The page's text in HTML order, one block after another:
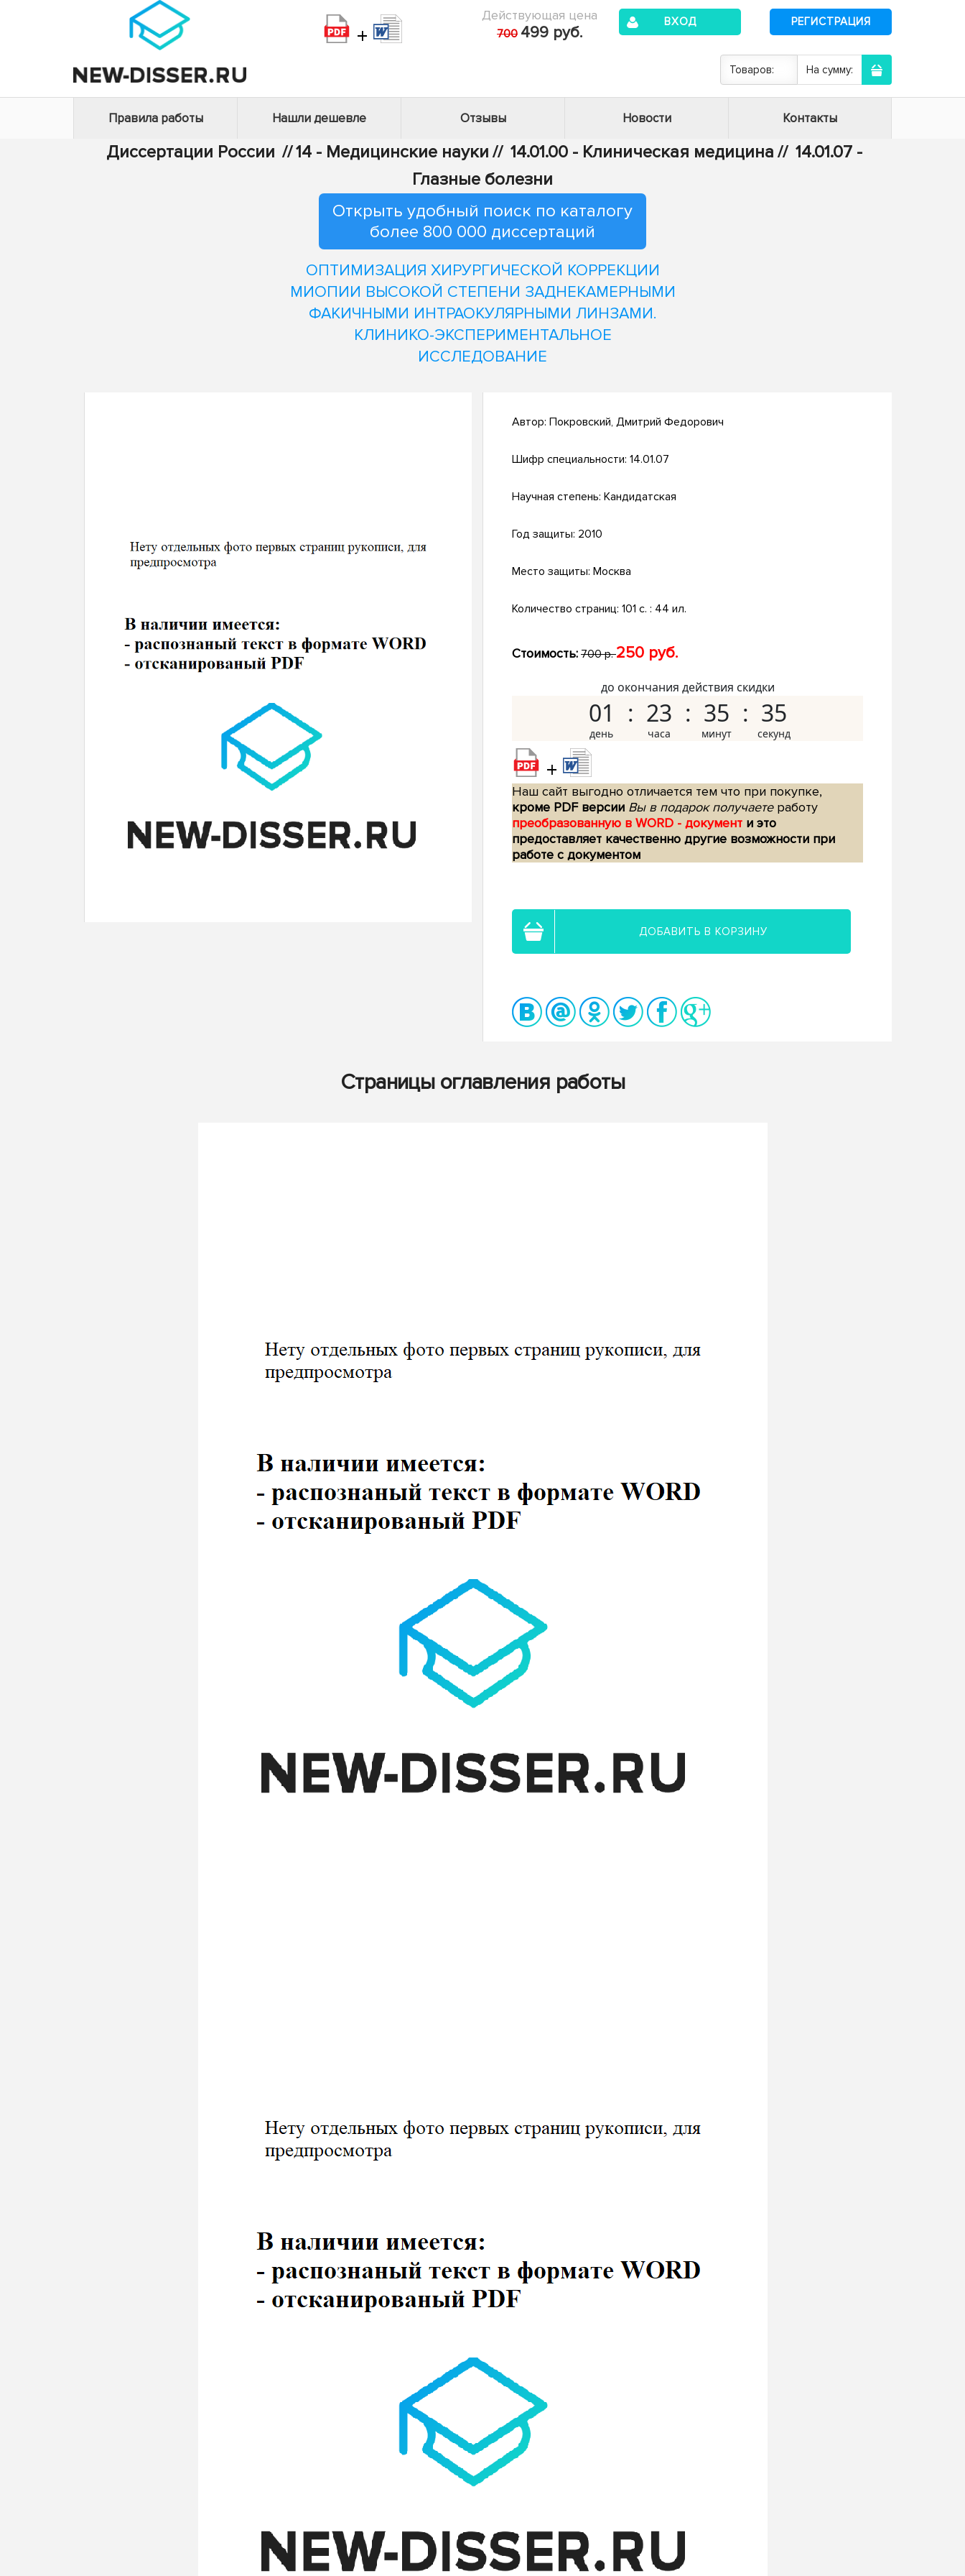
+
Действующая цена
700 499 руб.
ВХОД РЕГИСТРАЦИЯ
Товаров: На сумму:
Правила работы Нашли дешевле Отзывы Новости Контакты
Диссертации России //14 - Медицинские науки // 14.01.00 - Клиническая медицина // 14.01.07 -
Глазные болезни
Открыть удобный поиск по каталогу
более 800 000 диссертаций
ОПТИМИЗАЦИЯ ХИРУРГИЧЕСКОЙ КОРРЕКЦИИ
МИОПИИ ВЫСОКОЙ СТЕПЕНИ ЗАДНЕКАМЕРНЫМИ
ФАКИЧНЫМИ ИНТРАОКУЛЯРНЫМИ ЛИНЗАМИ.
КЛИНИКО-ЭКСПЕРИМЕНТАЛЬНОЕ
ИССЛЕДОВАНИЕ
Автор: Покровский, Дмитрий Федорович
Шифр специальности: 14.01.07
Научная степень: Кандидатская
Год защиты: 2010
Место защиты: Москва
Количество страниц: 101 с. : 44 ил.
Стоимость: 700 р.250 руб.
до окончания действия скидки
01 23 35 34
+
Наш сайт выгодно отличается тем что при покупке,
кроме PDF версии Вы в подарок получаетеработу
преобразованную в WORD - документ и это
предоставляет качественно другие возможности при
работе с документом
ДОБАВИТЬ В КОРЗИНУ
Страницы оглавления работы